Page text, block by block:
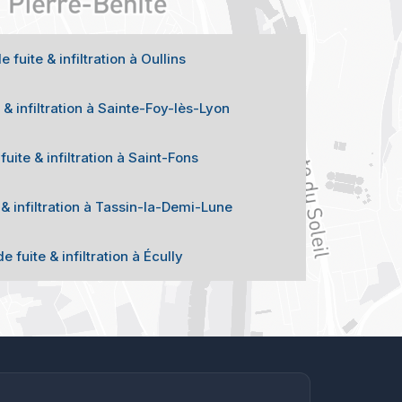
fuite & infiltration à Oullins
infiltration à Sainte-Foy-lès-Lyon
& infiltration à Saint-Fons
infiltration à Tassin-la-Demi-Lune
fuite & infiltration à Écully